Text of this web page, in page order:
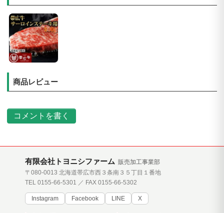
商品レビュー
コメントを書く
有限会社トヨニシファーム 販売加工事業部
〒080-0013 北海道帯広市西３条南３５丁目１番地
TEL 0155-66-5301 ／ FAX 0155-66-5302
Instagram Facebook LINE X